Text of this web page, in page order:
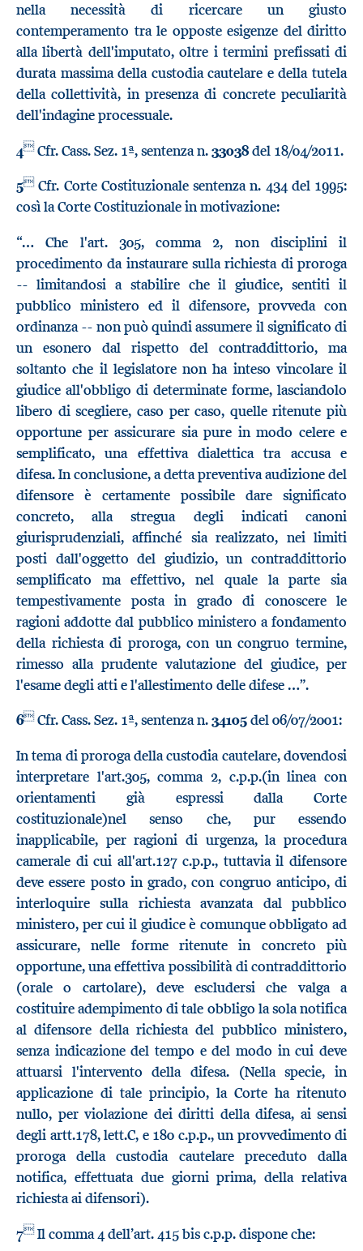
nella necessità di ricercare un giusto
contemperamento tra le opposte esigenze del diritto
alla libertà dell'imputato, oltre i termini prefissati di
durata massima della custodia cautelare e della tutela
della collettività, in presenza di concrete peculiarità
dell'indagine processuale.
4Cfr. Cass. Sez. 1ª, sentenza n.33038del 18/04/2011.
5Cfr. Corte Costituzionale sentenza n. 434 del 1995:
così la Corte Costituzionale in motivazione:
“… Che l'art. 305, comma 2, non disciplini il
procedimento da instaurare sulla richiesta di proroga
-- limitandosi a stabilire che il giudice, sentiti il
pubblico ministero ed il difensore, provveda con
ordinanza -- non può quindi assumere il significato di
un esonero dal rispetto del contraddittorio, ma
soltanto che il legislatore non ha inteso vincolare il
giudice all'obbligo di determinate forme, lasciandolo
libero di scegliere, caso per caso, quelle ritenute più
opportune per assicurare sia pure in modo celere e
semplificato, una effettiva dialettica tra accusa e
difesa. In conclusione, a detta preventiva audizione del
difensore è certamente possibile dare significato
concreto, alla stregua degli indicati canoni
giurisprudenziali, affinché sia realizzato, nei limiti
posti dall'oggetto del giudizio, un contraddittorio
semplificato ma effettivo, nel quale la parte sia
tempestivamente posta in grado di conoscere le
ragioni addotte dal pubblico ministero a fondamento
della richiesta di proroga, con un congruo termine,
rimesso alla prudente valutazione del giudice, per
l'esame degli atti e l'allestimento delle difese …”.
6Cfr. Cass. Sez. 1ª, sentenza n.34105del 06/07/2001:
In tema di proroga della custodia cautelare, dovendosi
interpretare l'art.305, comma 2, c.p.p.(in linea con
orientamenti già espressi dalla Corte
costituzionale)nel senso che, pur essendo
inapplicabile, per ragioni di urgenza, la procedura
camerale di cui all'art.127 c.p.p., tuttavia il difensore
deve essere posto in grado, con congruo anticipo, di
interloquire sulla richiesta avanzata dal pubblico
ministero, per cui il giudice è comunque obbligato ad
assicurare, nelle forme ritenute in concreto più
opportune, una effettiva possibilità di contraddittorio
(orale o cartolare), deve escludersi che valga a
costituire adempimento di tale obbligo la sola notifica
al difensore della richiesta del pubblico ministero,
senza indicazione del tempo e del modo in cui deve
attuarsi l'intervento della difesa. (Nella specie, in
applicazione di tale principio, la Corte ha ritenuto
nullo, per violazione dei diritti della difesa, ai sensi
degli artt.178, lett.C, e 180 c.p.p., un provvedimento di
proroga della custodia cautelare preceduto dalla
notifica, effettuata due giorni prima, della relativa
richiesta ai difensori).
7Il comma 4 dell’art. 415 bis c.p.p. dispone che: